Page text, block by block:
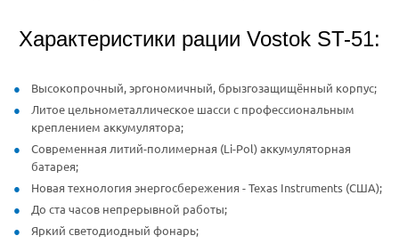
Характеристики рации Vostok ST-51:
Высокопрочный, эргономичный, брызгозащищённый корпус;
Литое цельнометаллическое шасси с профессиональным
креплением аккумулятора;
Современная литий-полимерная (Li-Pol) аккумуляторная
батарея;
Новая технология энергосбережения - Texas Instruments (США);
До ста часов непрерывной работы;
Яркий светодиодный фонарь;